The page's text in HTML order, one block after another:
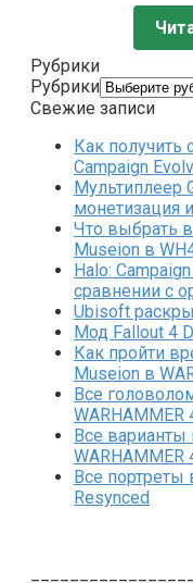
Рубрики
Рубрики
Свежие записи
Как получить
Campaign
Мультиплеер
монетизация
Что выбрать
Museion в
Halo:
сравнении с
Ubisoft
Мод Fallout 4
Как пройти
Museion в
Все
WARHAMMER
Все варианты
WARHAMMER
Все портреты
Resynced